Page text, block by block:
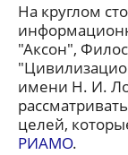
На круглом
"Аксон",
имени Н. И.
целей,
РИАМО.